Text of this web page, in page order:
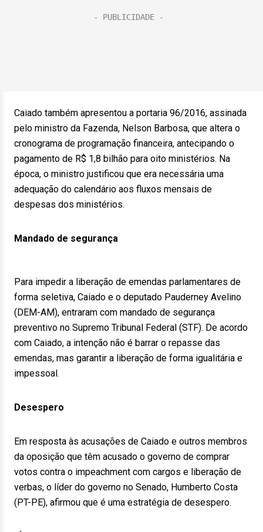
Caiado também apresentou a portaria 96/2016, assinada
pelo ministro da Fazenda, Nelson Barbosa, que altera o
cronograma de programação financeira, antecipando o
pagamento de R$ 1,8 bilhão para oito ministérios. Na
época, o ministro justificou que era necessária uma
adequação do calendário aos fluxos mensais de
despesas dos ministérios.
Mandado de segurança
Para impedir a liberação de emendas parlamentares de
forma seletiva, Caiado e o deputado Pauderney Avelino
(DEM-AM), entraram com mandado de segurança
preventivo no Supremo Tribunal Federal (STF). De acordo
com Caiado, a intenção não é barrar o repasse das
emendas, mas garantir a liberação de forma igualitária e
impessoal.
Desespero
Em resposta às acusações de Caiado e outros membros
da oposição que têm acusado o governo de comprar
votos contra o impeachment com cargos e liberação de
verbas, o líder do governo no Senado, Humberto Costa
(PT-PE), afirmou que é uma estratégia de desespero.